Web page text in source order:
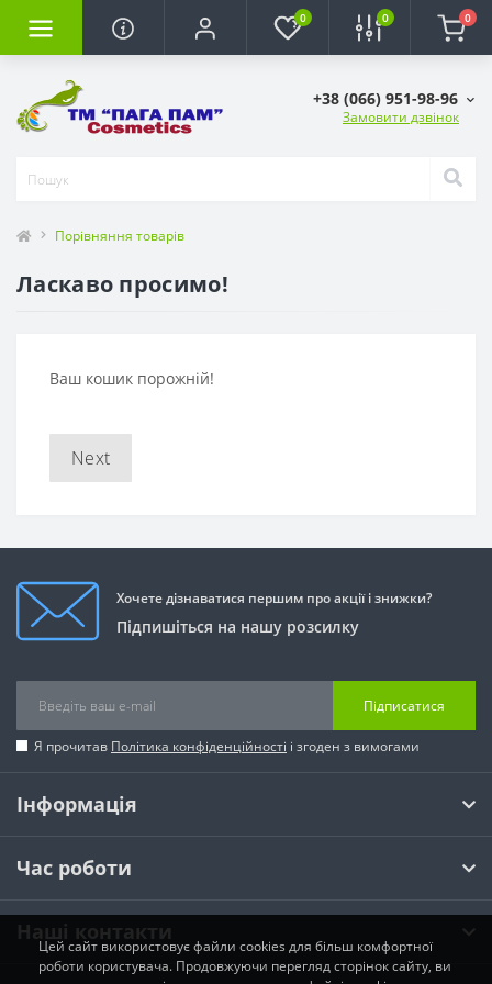
0 0 0
+38 (066) 951-98-96
Замовити дзвінок
Порівняння товарів
Ласкаво просимо!
Ваш кошик порожній!
Next
Хочете дізнаватися першим про акції і знижки?
Підпишіться на нашу розсилку
Підписатися
Я прочитав Політика конфіденційності і згоден з вимогами
Інформація
Час роботи
Наші контакти
Цей сайт використовує файли cookies для більш комфортної
роботи користувача. Продовжуючи перегляд сторінок сайту, ви